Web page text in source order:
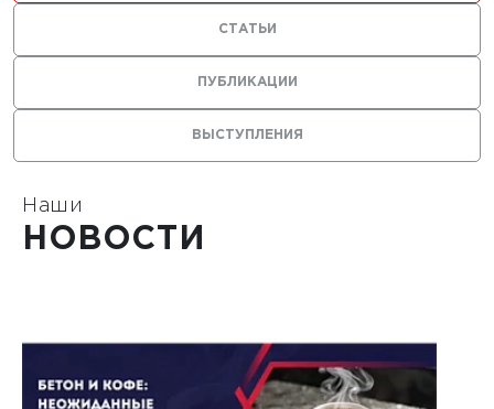
1
ВЫСТУПЛЕНИЯ
ПУБЛИКАЦИИ
СТАТЬИ
Наши
НОВОСТИ